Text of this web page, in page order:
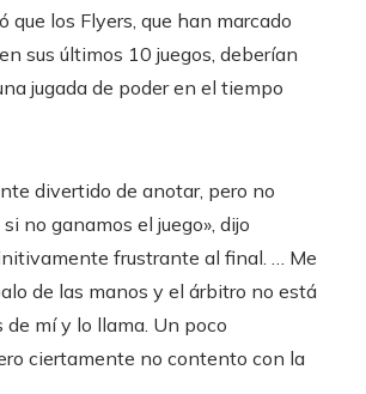
que los Flyers, que han marcado
sus últimos 10 juegos, deberían
jugada de poder en el tiempo
divertido de anotar, pero no
no ganamos el juego», dijo
frustrante al final. … Me
de las manos y el árbitro no está
de mí y lo llama. Un poco
ciertamente no contento con la